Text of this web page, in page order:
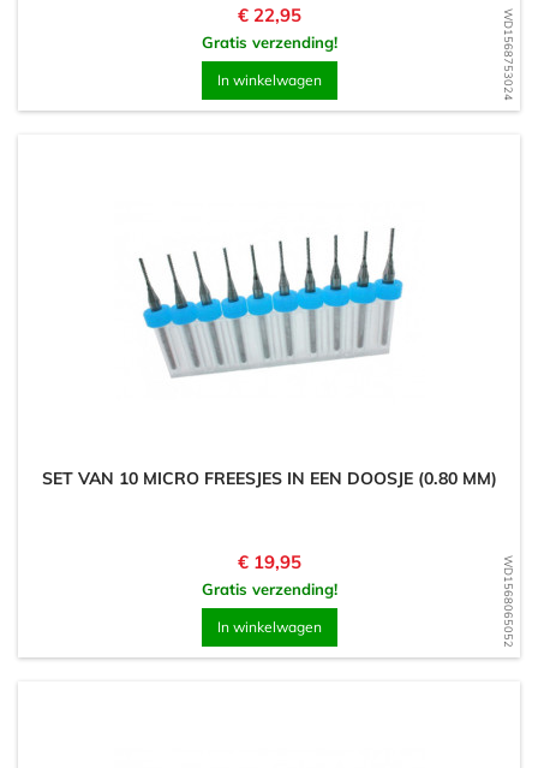
WD1568753024
Prijs
€ 22,95
Gratis verzending!
In winkelwagen
WD1568065052
SET VAN 10 MICRO FREESJES IN EEN DOOSJE (0.80 MM)
Prijs
€ 19,95
Gratis verzending!
In winkelwagen